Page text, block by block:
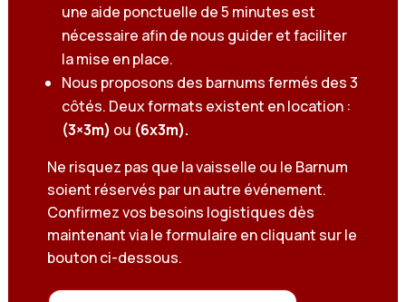
une aide ponctuelle de 5 minutes est
nécessaire afin de nous guider et faciliter
la mise en place.
Nous proposons des barnums fermés des 3
côtés. Deux formats existent en location :
(3×3m) ou (6x3m).
Ne risquez pas que la vaisselle ou le Barnum
soient réservés par un autre événement.
Confirmez vos besoins logistiques dès
maintenant via le formulaire en cliquant sur le
bouton ci-dessous.